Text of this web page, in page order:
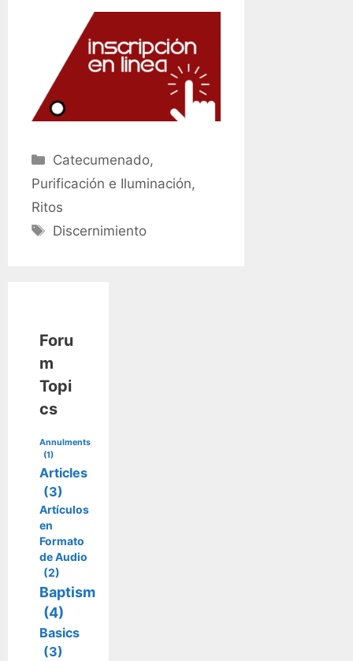
Categories
Catecumenado,
Purificación e Iluminación,
Ritos
Tags
Discernimiento
Foru
m
Topi
cs
Annulments
(1)
Articles
(3)
Artículos
en
Formato
de Audio
(2)
Baptism
(4)
Basics
(3)